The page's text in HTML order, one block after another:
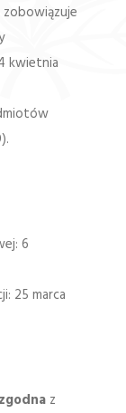
kwietnia
6
25 marca
z